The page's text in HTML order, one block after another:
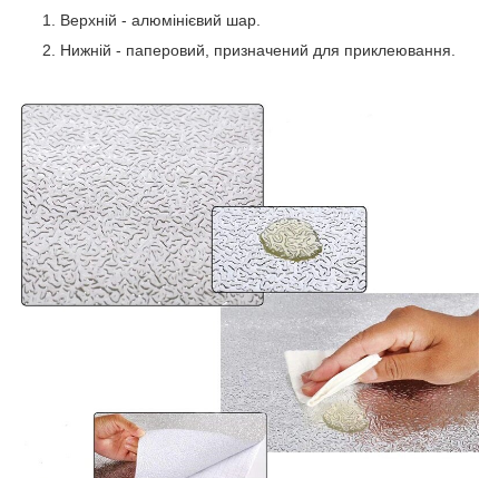
Верхній - алюмінієвий шар.
Нижній - паперовий, призначений для приклеювання.